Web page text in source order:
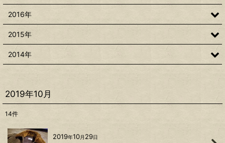
2019年10月
14件
2019年10月 29日
2016年
2015年
2014年